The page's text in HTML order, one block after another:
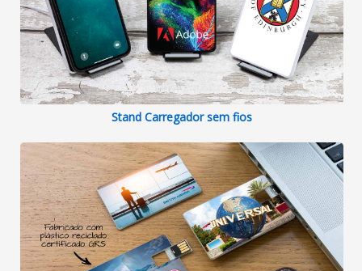
Stand Carregador sem fios